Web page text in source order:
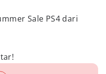
Sale PS4 dari